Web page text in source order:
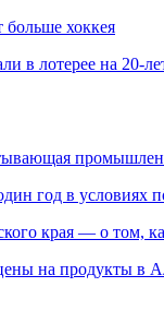
больше хоккея
в лотерее на 20-
год в условиях
края — о том,
на продукты в